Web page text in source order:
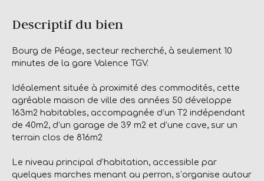
Descriptif du bien
Bourg de Péage, secteur recherché, à seulement 10
minutes de la gare Valence TGV.
Idéalement située à proximité des commodités, cette
agréable maison de ville des années 50 développe
163m2 habitables, accompagnée d’un T2 indépendant
de 40m2, d’un garage de 39 m2 et d’une cave, sur un
terrain clos de 816m2
Le niveau principal d’habitation, accessible par
quelques marches menant au perron, s’organise autour